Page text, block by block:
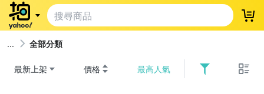
登
全部分類
最新上架 價格 最高人氣